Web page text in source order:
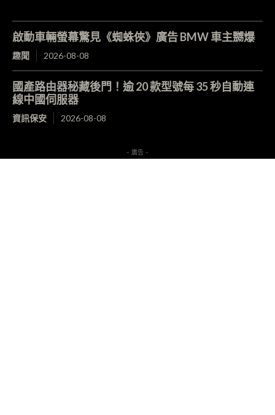
啟動車輛螢幕驚見《蜘蛛俠》廣告 BMW 車主嬲爆
趣聞 2026-08-08
國產路由器秘藏後門！逾 20 款型號每 35 秒自動連
線中國伺服器
資訊保安 2026-08-08
- 廣告 -